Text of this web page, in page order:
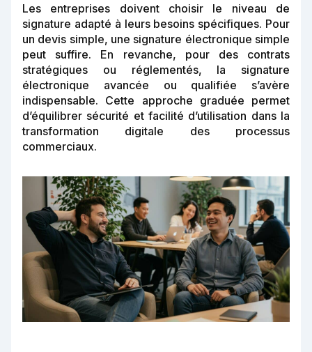
Les entreprises doivent choisir le niveau de
signature adapté à leurs besoins spécifiques. Pour
un devis simple, une signature électronique simple
peut suffire. En revanche, pour des contrats
stratégiques ou réglementés, la signature
électronique avancée ou qualifiée s’avère
indispensable. Cette approche graduée permet
d’équilibrer sécurité et facilité d’utilisation dans la
transformation digitale des processus
commerciaux.